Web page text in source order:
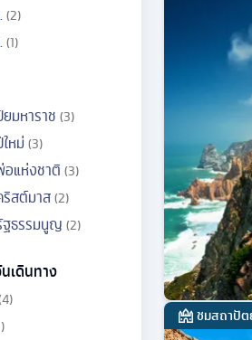
2
1
มหาราช 3
หม่ 3
แห่งชาติ 3
สต์มาส 2
ฐธรรมนูญ 2
เดินทาง
4
ชมสถาปั